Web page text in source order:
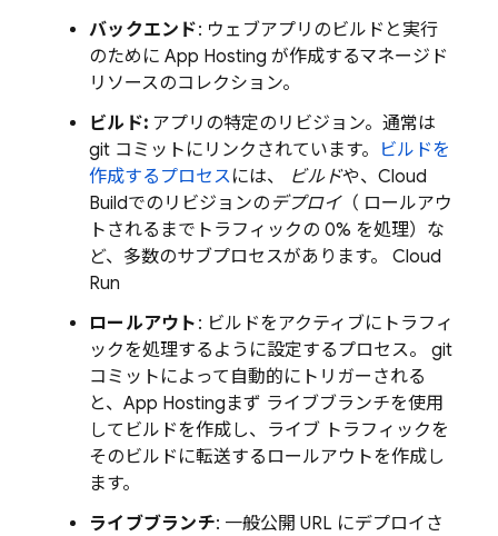
バックエンド: ウェブアプリのビルドと実行
のために App Hosting が作成するマネージド
リソースのコレクション。
ビルド: アプリの特定のリビジョン。通常は
git コミットにリンクされています。
ビルドを
作成するプロセスには、 ビルドや、 Cloud
Buildでのリビジョンの デプロイ（ ロールアウ
トされるまでトラフィックの 0% を処理）な
ど、多数のサブプロセスがあります。 Cloud
Run
ロールアウト : ビルドをアクティブにトラフィ
ックを処理するように設定するプロセス。 git
コミットによって自動的にトリガーされる
と、 App Hosting まず ライブブランチを使用
してビルドを作成し、ライブ トラフィックを
そのビルドに転送するロールアウトを作成し
ます。
ライブブランチ: 一般公開 URL にデプロイさ